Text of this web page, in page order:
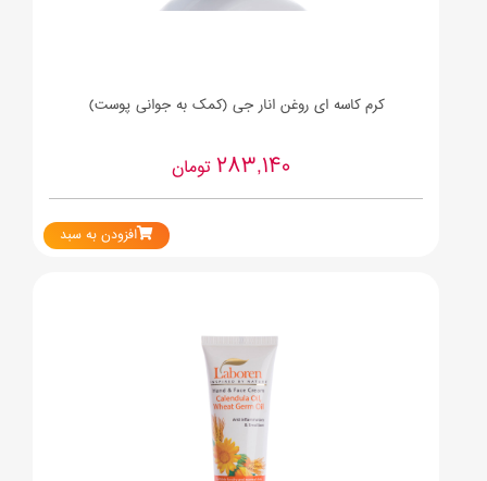
کرم کاسه ای روغن انار جی (کمک به جوانی پوست)
283,140تومان
افزودن به سبد